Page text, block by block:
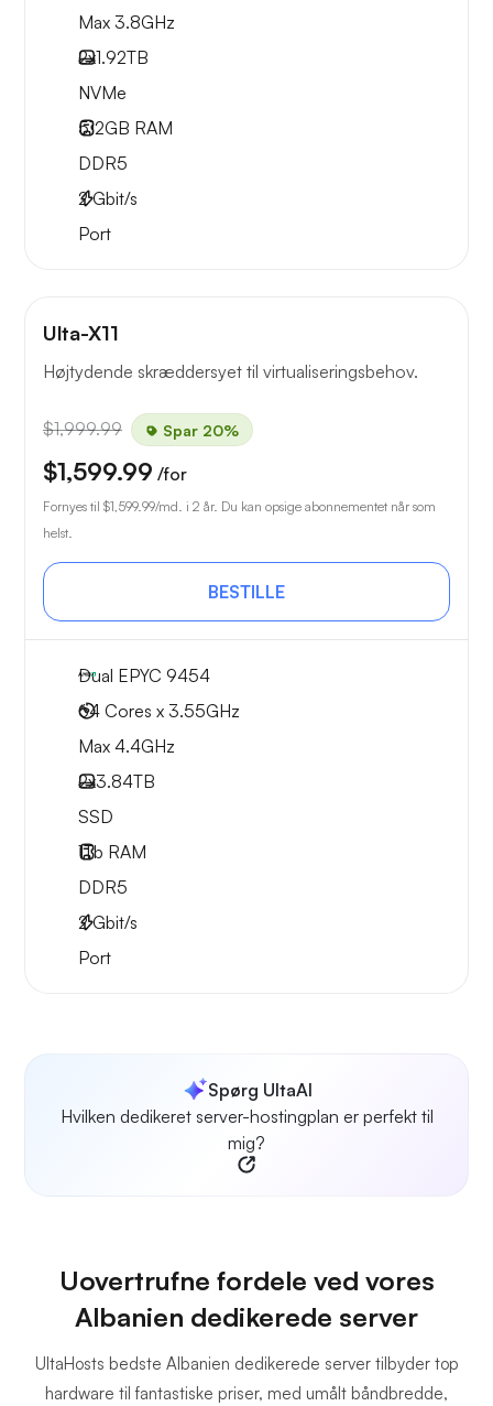
Max 3.8GHz
2x1.92TB
NVMe
512GB RAM
DDR5
2Gbit/s
Port
Ulta-X11
Højtydende skræddersyet til virtualiseringsbehov.
$1,999.99 Spar 20%
$1,599.99 /for
Fornyes til $1,599.99/md. i 2 år. Du kan opsige abonnementet når som
helst.
BESTILLE
Dual EPYC 9454
64 Cores x 3.55GHz
Max 4.4GHz
2x3.84TB
SSD
1Tb RAM
DDR5
2Gbit/s
Port
Spørg UltaAI
Hvilken dedikeret server-hostingplan er perfekt til
mig?
Uovertrufne fordele ved vores
Albanien dedikerede server
UltaHosts bedste Albanien dedikerede server tilbyder top
hardware til fantastiske priser, med umålt båndbredde,